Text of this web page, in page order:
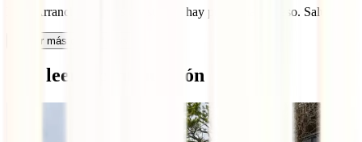
Hola Arrancha. No nos consta que hay problema con eso. Saludos.
Cargar más comentarios
Qué leer a continuación